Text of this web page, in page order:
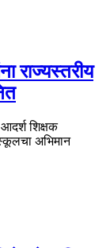
राज्यस्तरीय
शिक्षक
अभिमान